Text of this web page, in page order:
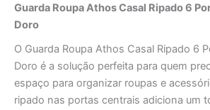
Guarda Roupa Athos Casal Ripado 6
Doro
O Guarda Roupa Athos Casal Ripado 6
Doro é a solução perfeita para quem
espaço para organizar roupas e
ripado nas portas centrais adiciona um